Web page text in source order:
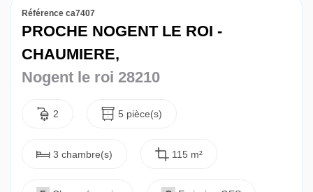
Référence ca7407
PROCHE NOGENT LE ROI -
CHAUMIERE,
Nogent le roi 28210
2 5 pièce(s)
3 chambre(s) 115 m²